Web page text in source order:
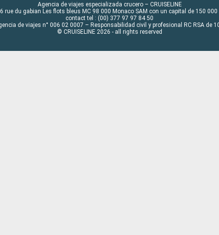
Agencia de viajes especializada crucero – CRUISELINE
rue du gabian Les flots bleus MC 98 000 Monaco SAM con un capital de 150 000
contact tel : (00) 377 97 97 84 50
de viajes n° 006 02 0007 – Responsabilidad civil y profesional RC RSA de
© CRUISELINE 2026 - all rights reserved